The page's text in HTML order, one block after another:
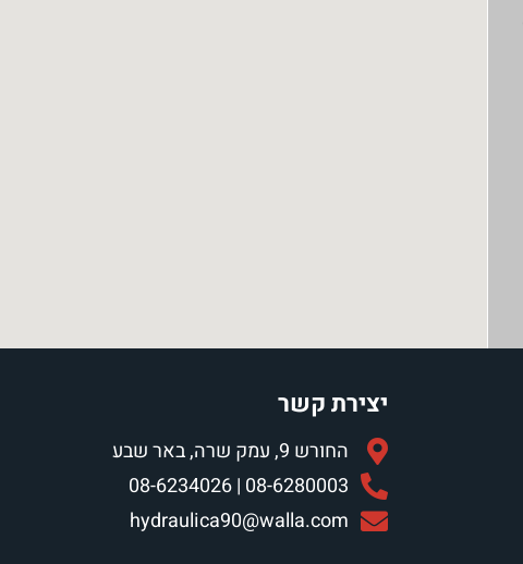
יצירת קשר
החורש 9, עמק שרה, באר שבע
08-6280003 | 08-6234026
hydraulica90@walla.com